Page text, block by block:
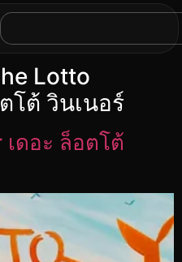
Lotto
โต้ วินเนอร์
ดอะ ล็อตโต้